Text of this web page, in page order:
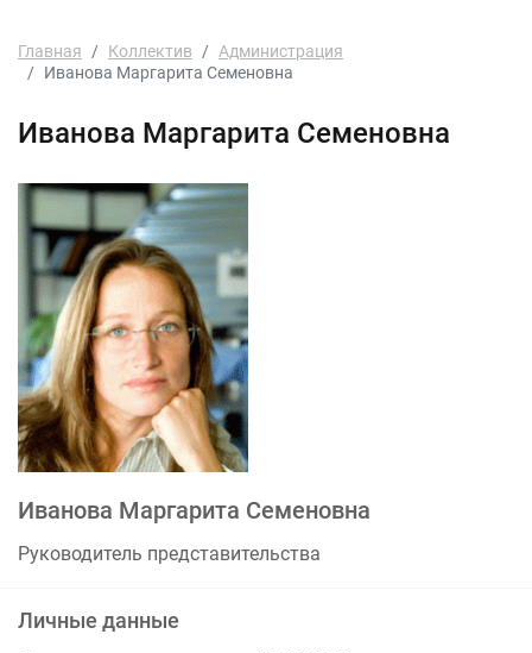
Главная Коллектив
Администрация
Иванова Маргарита Семеновна
Иванова Маргарита Семеновна
Иванова Маргарита Семеновна
Руководитель представительства
Личные данные